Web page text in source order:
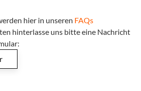
hier in unseren FAQs
hinterlasse uns bitte eine Nachricht